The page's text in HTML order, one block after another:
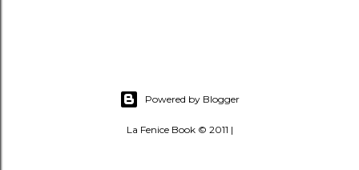
Powered by Blogger
La Fenice Book © 2011 |